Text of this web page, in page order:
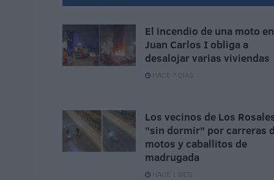
El incendio de una moto en
Juan Carlos I obliga a
desalojar varias viviendas
HACE 7 DÍAS
Los vecinos de Los
"sin dormir" por carreras
motos y caballitos de
madrugada
HACE 1 MES